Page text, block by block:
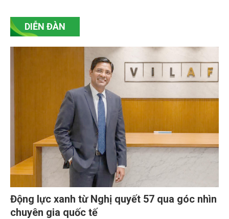
DIỄN ĐÀN
Động lực xanh từ Nghị quyết 57 qua góc nhìn
chuyên gia quốc tế